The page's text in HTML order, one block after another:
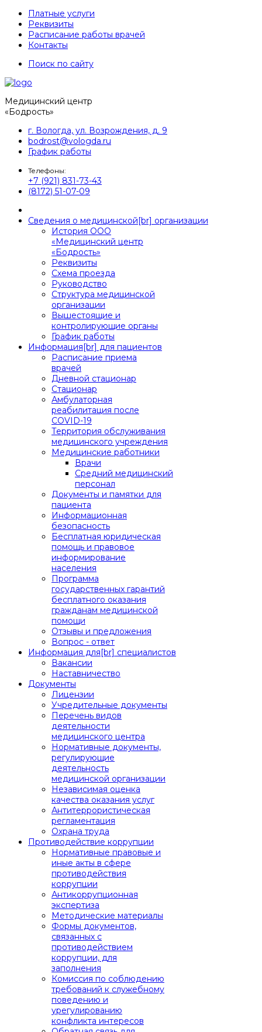
Платные услуги
Реквизиты
Расписание работы врачей
Контакты
Поиск по сайту
Медицинский центр
«Бодрость»
г. Вологда, ул. Возрождения, д. 9
bodrost@vologda.ru
График работы
Телефоны:
+7 (921) 831-73-43
(8172) 51-07-09
Сведения о медицинской[br] организации
История ООО
«Медицинский центр
«Бодрость»
Реквизиты
Схема проезда
Руководство
Структура медицинской
организации
Вышестоящие и
контролирующие органы
График работы
Информация[br] для пациентов
Расписание приема
врачей
Дневной стационар
Стационар
Амбулаторная
реабилитация после
COVID-19
Территория обслуживания
медицинского учреждения
Медицинские работники
Врачи
Средний медицинский
персонал
Документы и памятки для
пациента
Информационная
безопасность
Бесплатная юридическая
помощь и правовое
информирование
населения
Программа
государственных гарантий
бесплатного оказания
гражданам медицинской
помощи
Отзывы и предложения
Вопрос - ответ
Информация для[br] специалистов
Вакансии
Наставничество
Документы
Лицензии
Учредительные документы
Перечень видов
деятельности
медицинского центра
Нормативные документы,
регулирующие
деятельность
медицинской организации
Независимая оценка
качества оказания услуг
Антитеррористическая
регламентация
Охрана труда
Противодействие коррупции
Нормативные правовые и
иные акты в сфере
противодействия
коррупции
Антикоррупционная
экспертиза
Методические материалы
Формы документов,
связанных с
противодействием
коррупции, для
заполнения
Комиссия по соблюдению
требований к служебному
поведению и
урегулированию
конфликта интересов